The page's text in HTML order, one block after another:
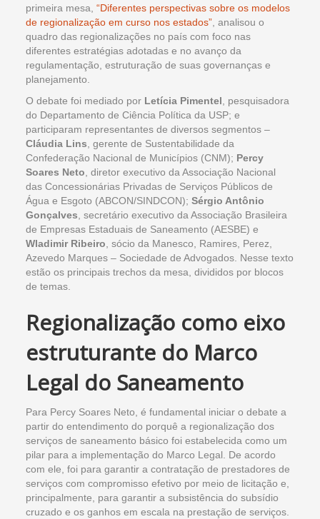
primeira mesa, “Diferentes perspectivas sobre os modelos
de regionalização em curso nos estados” , analisou o
quadro das regionalizações no país com foco nas
diferentes estratégias adotadas e no avanço da
regulamentação, estruturação de suas governanças e
planejamento.
O debate foi mediado por Letícia Pimentel , pesquisadora
do Departamento de Ciência Política da USP; e
participaram representantes de diversos segmentos –
Cláudia Lins , gerente de Sustentabilidade da
Confederação Nacional de Municípios (CNM); Percy
Soares Neto , diretor executivo da Associação Nacional
das Concessionárias Privadas de Serviços Públicos de
Água e Esgoto (ABCON/SINDCON); Sérgio Antônio
Gonçalves , secretário executivo da Associação Brasileira
de Empresas Estaduais de Saneamento (AESBE) e
Wladimir Ribeiro , sócio da Manesco, Ramires, Perez,
Azevedo Marques – Sociedade de Advogados. Nesse texto
estão os principais trechos da mesa, divididos por blocos
de temas.
Regionalização como eixo
estruturante do Marco
Legal do Saneamento
Para Percy Soares Neto, é fundamental iniciar o debate a
partir do entendimento do porquê a regionalização dos
serviços de saneamento básico foi estabelecida como um
pilar para a implementação do Marco Legal. De acordo
com ele, foi para garantir a contratação de prestadores de
serviços com compromisso efetivo por meio de licitação e,
principalmente, para garantir a subsistência do subsídio
cruzado e os ganhos em escala na prestação de serviços.